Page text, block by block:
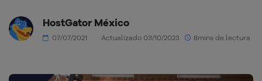
HostGator México
07/07/2021 Actualizado 03/10/2023 8mins de lectura